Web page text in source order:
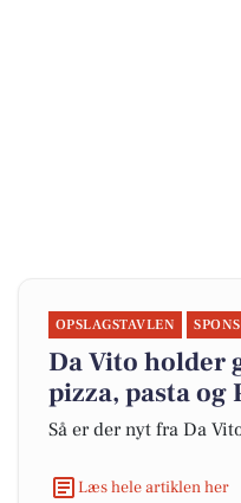
OPSLAGSTAVLEN
Da Vito holder
pizza, pasta og
Så er der nyt fra Da
Læs hele artiklen her